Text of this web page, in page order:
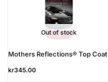
Out of stock
Mothers Reflections® Top Coat
kr345.00